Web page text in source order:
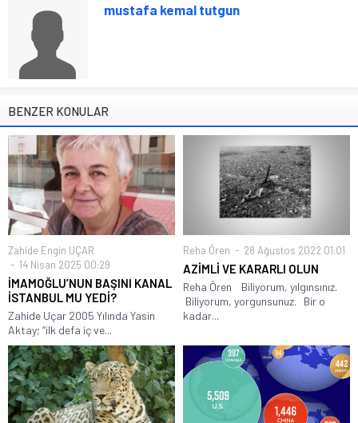
mustafa kemal tutgun
BENZER KONULAR
Zahide Engin UÇAR
14 Nisan 2025 00:29
İMAMOĞLU’NUN BAŞINI KANAL
İSTANBUL MU YEDİ?
Zahide Uçar 2005 Yılında Yasin
Aktay; “ilk defa iç ve...
Reha Ören 28 Ağustos 2022 01:01
AZİMLİ VE KARARLI OLUN
Reha Ören Biliyorum, yılgınsınız.
Biliyorum, yorgunsunuz. Bir o
kadar...